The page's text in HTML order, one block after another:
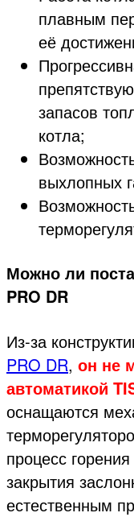
плавным
её
запасов
котла;
выхлопных
Можно ли
PRO DR
Из-за
PRO DR, он не
автоматикой
оснащаются
процесс
закрытия
естественным